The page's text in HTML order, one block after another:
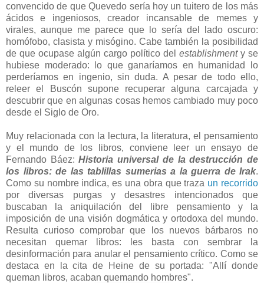
convencido de que Quevedo sería hoy un tuitero de los más
ácidos e ingeniosos, creador incansable de memes y
virales, aunque me parece que lo sería del lado oscuro:
homófobo, clasista y misógino. Cabe también la posibilidad
de que ocupase algún cargo político del establishmenty se
hubiese moderado: lo que ganaríamos en humanidad lo
perderíamos en ingenio, sin duda. A pesar de todo ello,
releer el Buscón supone recuperar alguna carcajada y
descubrir que en algunas cosas hemos cambiado muy poco
desde el Siglo de Oro.
Muy relacionada con la lectura, la literatura, el pensamiento
y el mundo de los libros, conviene leer un ensayo de
Fernando Báez:Historia universal de la destrucción de
los libros: de las tablillas sumerias a la guerra de Irak.
Como su nombre indica, es una obra que traza un recorrido
por diversas purgas y desastres intencionados que
buscaban la aniquilación del libre pensamiento y la
imposición de una visión dogmática y ortodoxa del mundo.
Resulta curioso comprobar que los nuevos bárbaros no
necesitan quemar libros: les basta con sembrar la
desinformación para anular el pensamiento crítico. Como se
destaca en la cita de Heine de su portada: "Allí donde
queman libros, acaban quemando hombres".